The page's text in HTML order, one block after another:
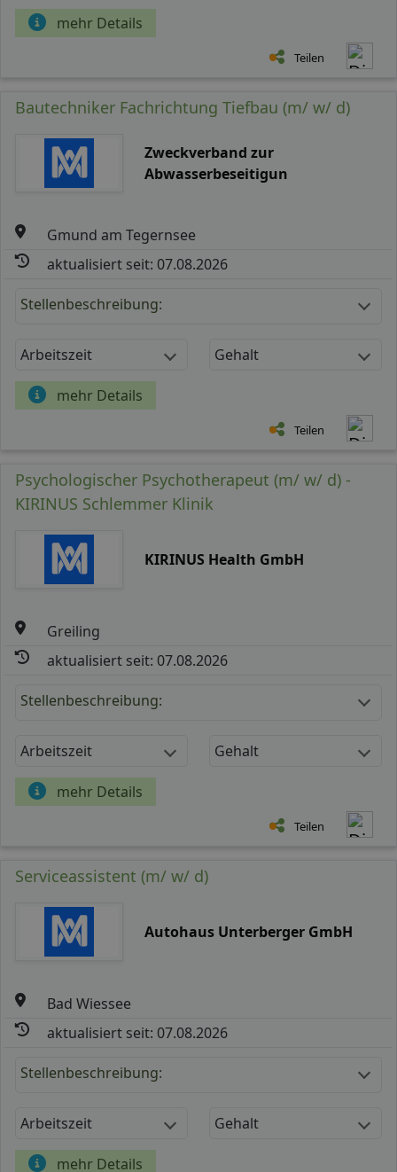
mehr Details
Teilen
Bautechniker Fachrichtung Tiefbau (m/ w/ d)
Zweckverband zur
Abwasserbeseitigun
Gmund am Tegernsee
aktualisiert seit: 07.08.2026
Stellenbeschreibung:
Arbeitszeit Gehalt
mehr Details
Teilen
Psychologischer Psychotherapeut (m/ w/ d) -
KIRINUS Schlemmer Klinik
KIRINUS Health GmbH
Greiling
aktualisiert seit: 07.08.2026
Stellenbeschreibung:
Arbeitszeit Gehalt
mehr Details
Teilen
Serviceassistent (m/ w/ d)
Autohaus Unterberger GmbH
Bad Wiessee
aktualisiert seit: 07.08.2026
Stellenbeschreibung:
Arbeitszeit Gehalt
mehr Details